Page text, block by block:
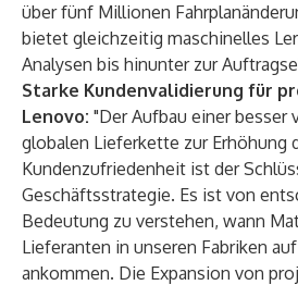
über fünf Millionen
bietet gleichzeitig maschinelles
Analysen bis hinunter zur
Starke Kundenvalidierung für
Lenovo: "Der Aufbau einer besser
globalen Lieferkette zur Erhöhung
Kundenzufriedenheit ist der
Geschäftsstrategie. Es ist von
Bedeutung zu verstehen, wann
Lieferanten in unseren Fabriken
ankommen. Die Expansion von